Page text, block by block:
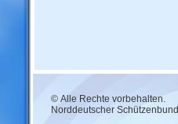
© Alle Rechte vorbehalten.
Norddeutscher Schützenbund